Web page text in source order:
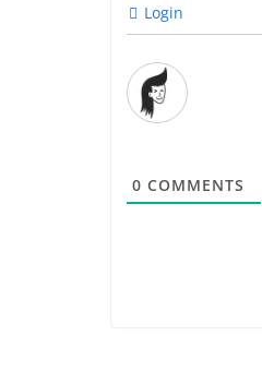
Login
0 COMMENTS